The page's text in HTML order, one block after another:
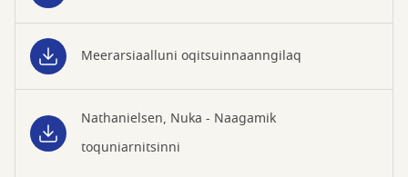
Meerarsiaalluni oqitsuinnaanngilaq
Nathanielsen, Nuka - Naagamik
toquniarnitsinni